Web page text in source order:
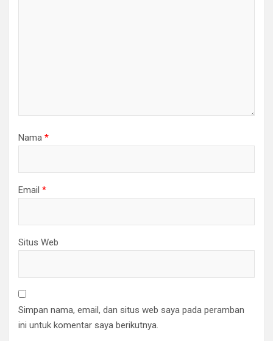
Nama *
Email *
Situs Web
Simpan nama, email, dan situs web saya pada peramban
ini untuk komentar saya berikutnya.